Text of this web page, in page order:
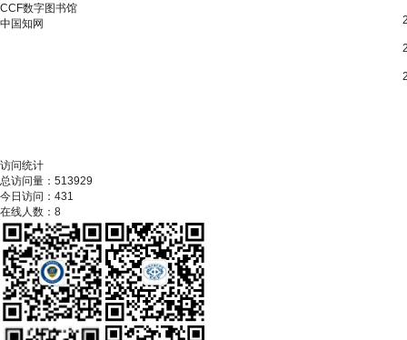
CCF数字图书馆
中国知网
访问统计
总访问量： 513929
今日访问： 431
在线人数： 8